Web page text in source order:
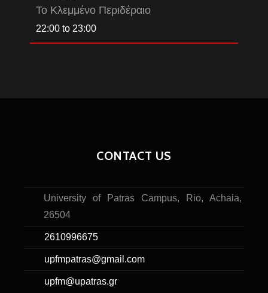
Το Κλεμμένο Περιδέραιο
22:00 to 23:00
CONTACT US
University of Patras Campus, Rio, Achaia,
26504
2610996675
upfmpatras@gmail.com
upfm@upatras.gr